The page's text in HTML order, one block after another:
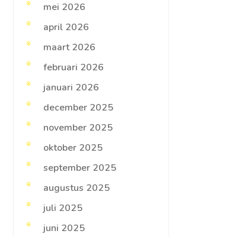
mei 2026
april 2026
maart 2026
februari 2026
januari 2026
december 2025
november 2025
oktober 2025
september 2025
augustus 2025
juli 2025
juni 2025